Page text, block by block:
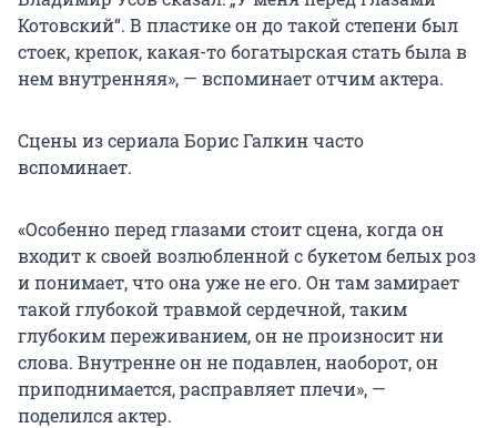
Котовский“. В пластике он до такой степени был
стоек, крепок, какая-то богатырская стать была в
нем внутренняя», — вспоминает отчим актера.
Сцены из сериала Борис Галкин часто
вспоминает.
«Особенно перед глазами стоит сцена, когда он
входит к своей возлюбленной с букетом белых роз
и понимает, что она уже не его. Он там замирает
такой глубокой травмой сердечной, таким
глубоким переживанием, он не произносит ни
слова. Внутренне он не подавлен, наоборот, он
приподнимается, расправляет плечи», —
поделился актер.